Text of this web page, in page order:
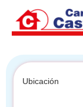
Ubicación